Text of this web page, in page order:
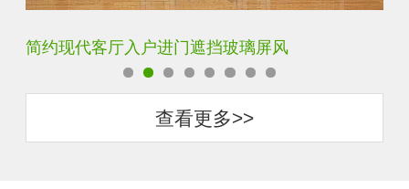
风 铁艺不锈钢玻璃屏风隔断
查看更多>>